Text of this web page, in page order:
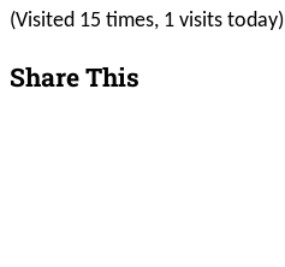
(Visited 15 times, 1 visits today)
Share This